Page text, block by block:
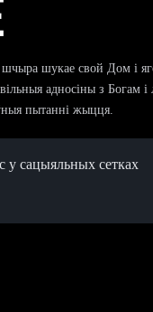
шчыра шукае свой Дом і
адносіны з Богам
пытанні жыцця.
у сацыяльных сетках